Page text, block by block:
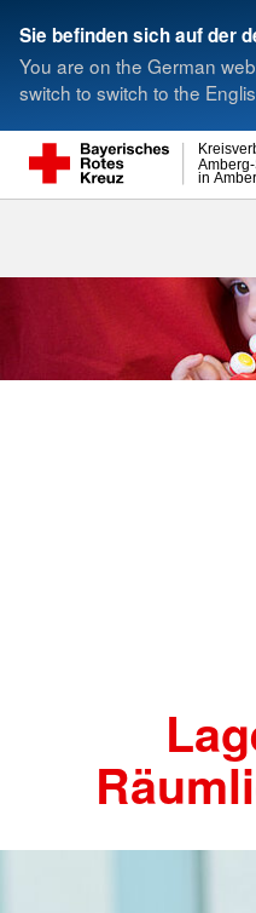
Sie befinden sich auf der
You are on the German
switch to switch to the
in